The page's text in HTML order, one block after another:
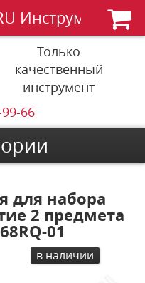
Инструменты
Только
качественный
инструмент
66
для набора
2 предмета
01
в наличии